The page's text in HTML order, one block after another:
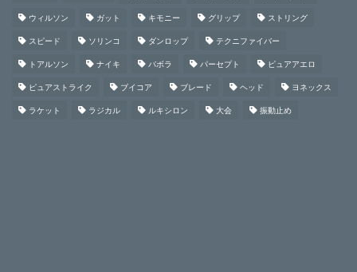
ウィルソン ガット キモニー グリップ ストリング
スピード ソリンコ ダンロップ テクニファイバー
トアルソン ナイキ バボラ パーセプト ピュアアエロ
ピュアストライク ブイコア ブレード ヘッド ヨネックス
ラケット ラジカル ルキシロン 大会 振動止め